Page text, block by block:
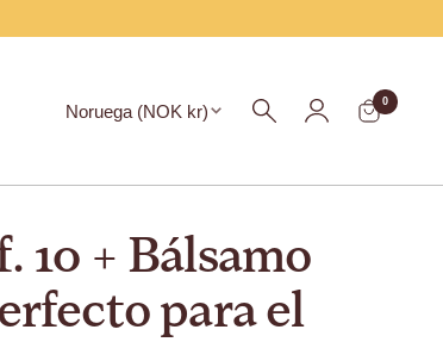
Región
Noruega (NOK kr) 0
10 + Bálsamo
para el